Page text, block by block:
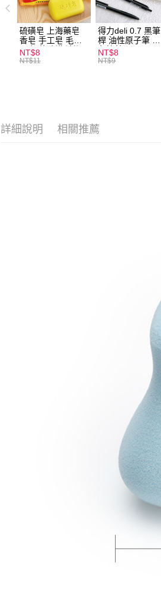
硫磺皂 上海藥皂
香皂 手工皂 毛囊
炎 抑菌除蟎 清潔
護膚 去油去痘 寵
NT$8
NT$11
得力deli 0.7 黑筆
桿 油性原子筆 黑
色筆芯 S304
NT$8
NT$9
詳細說明 相關推薦